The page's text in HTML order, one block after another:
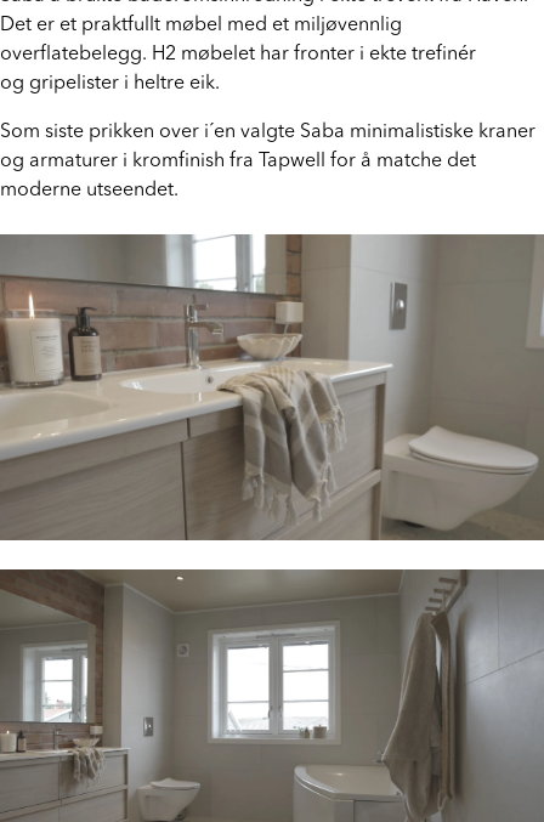
Det er et praktfullt møbel med et miljøvennlig
overflatebelegg. H2 møbelet har fronter i ekte trefinér
og gripelister i heltre eik.
Som siste prikken over i´en valgte Saba minimalistiske kraner
og armaturer i kromfinish fra Tapwell for å matche det
moderne utseendet.